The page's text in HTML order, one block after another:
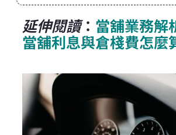
延伸閱讀： 當舖業務解
當舖利息與倉棧費怎麼